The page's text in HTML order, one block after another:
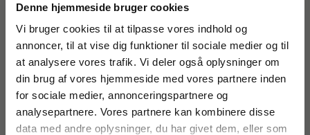
Denne hjemmeside bruger cookies
Vi bruger cookies til at tilpasse vores indhold og
annoncer, til at vise dig funktioner til sociale medier og til
at analysere vores trafik. Vi deler også oplysninger om
din brug af vores hjemmeside med vores partnere inden
for sociale medier, annonceringspartnere og
analysepartnere. Vores partnere kan kombinere disse
data med andre oplysninger, du har givet dem, eller som
Løsning
Højmarksvej 34
DK-8723 Løsning
(Google Maps)
Ry
Kyhnsvej 6
DK-8680 Ry
(Google Maps)
FÅ 20% RABAT
*Din rabat kan ikke bruges på i forvejen nedsatte varer eller på
produkter fra Rocket .